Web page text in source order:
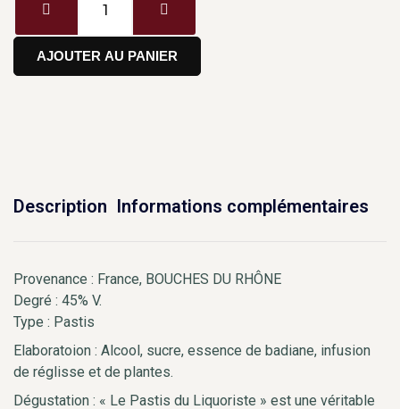
AJOUTER AU PANIER
Description Informations complémentaires
Provenance : France, BOUCHES DU RHÔNE
Degré : 45% V.
Type : Pastis
Elaboratoion : Alcool, sucre, essence de badiane, infusion
de réglisse et de plantes.
Dégustation : « Le Pastis du Liquoriste » est une véritable